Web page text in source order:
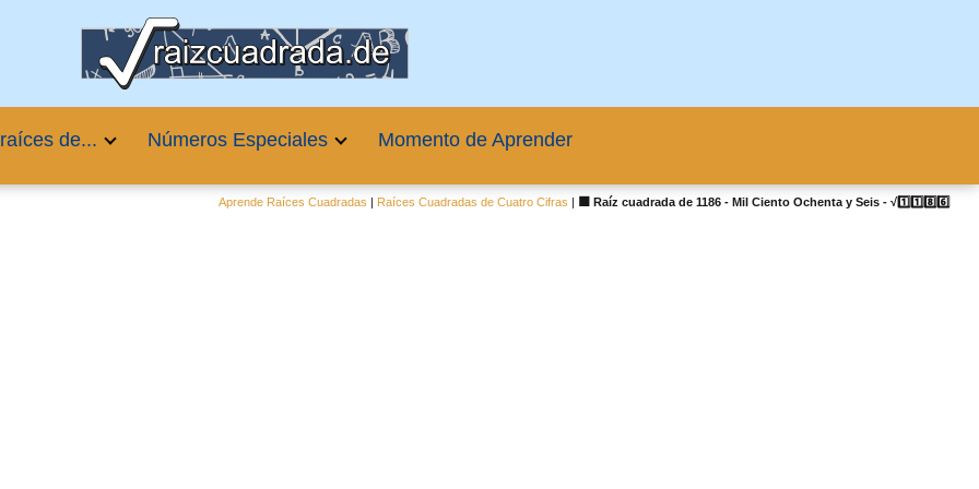
de... Números Especiales Momento de Aprender
Aprende Raíces Cuadradas | Raíces Cuadradas de Cuatro Cifras | 🟦 Raíz cuadrada de 1186 - Mil Ciento Ochenta y Seis - √1️⃣1️⃣8️⃣6️⃣